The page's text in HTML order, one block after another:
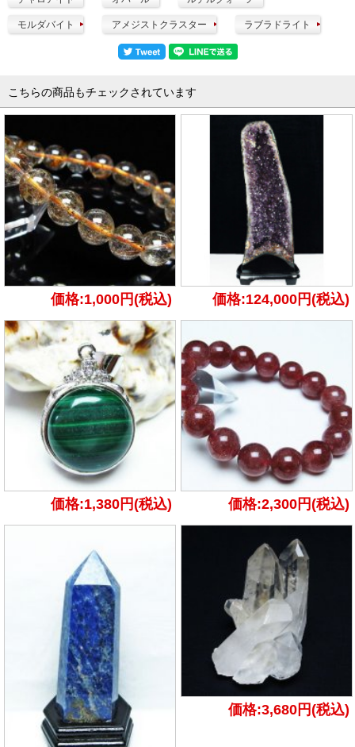
モルダバイト アメジストクラスター ラブラドライト
こちらの商品もチェックされています
価格:1,000円(税込) 価格:124,000円(税込)
価格:1,380円(税込) 価格:2,300円(税込)
価格:3,680円(税込)